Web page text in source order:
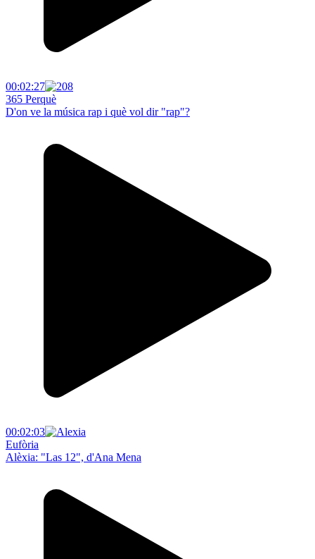
00:02:27
365 Perquè
D'on ve la música rap i què vol dir "rap"?
00:02:03
Eufòria
Alèxia: "Las 12", d'Ana Mena